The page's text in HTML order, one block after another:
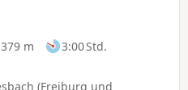
m
3:00 Std.
(Freiburg und